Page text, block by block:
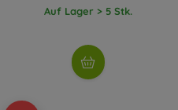
Auf Lager > 5 Stk.